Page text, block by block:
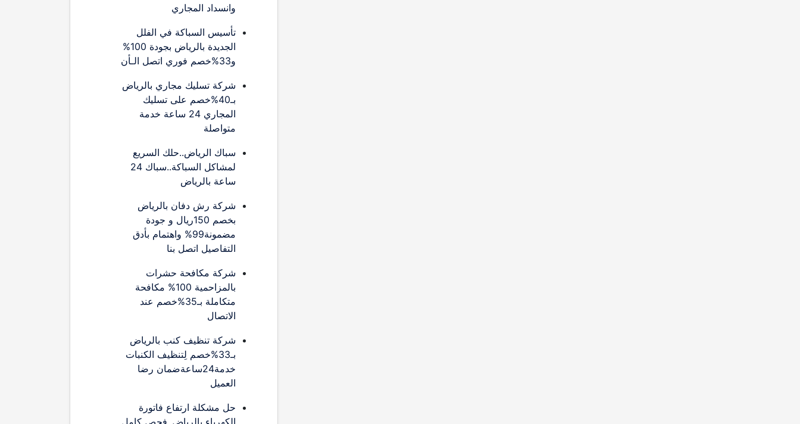
وانسداد المجاري
تأسيس السباكة في الفلل
الجديدة بالرياض بجودة 100%
و33%خصم فوري اتصل الـأن
شركة تسليك مجاري بالرياض
بـ40%خصم على تسليك
المجاري 24 ساعة خدمة
متواصلة
سباك الرياض..حلك السريع
لمشاكل السباكة..سباك 24
ساعة بالرياض
شركة رش دفان بالرياض
بخصم 150ريال و جودة
مضمونة99% واهتمام بأدق
التفاصيل اتصل بنا
شركة مكافحة حشرات
بالمزاحمية 100% مكافحة
متكاملة بـ35%خصم عند
الاتصال
شركة تنظيف كنب بالرياض
بـ33%خصم لِتنظيف الكنبات
خدمة24ساعةضمان رضا
العميل
حل مشكلة ارتفاع فاتورة
الكهرباء بالرياض..فحص كامل